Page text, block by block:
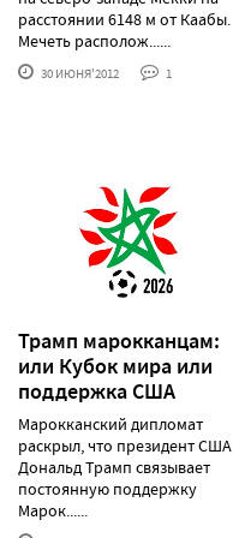
расстоянии 6148 м от Каабы.
Мечеть располож......
30 ИЮНЯ'2012 1
Трамп марокканцам:
или Кубок мира или
поддержка США
Марокканский дипломат
раскрыл, что президент США
Дональд Трамп связывает
постоянную поддержку
Марок......